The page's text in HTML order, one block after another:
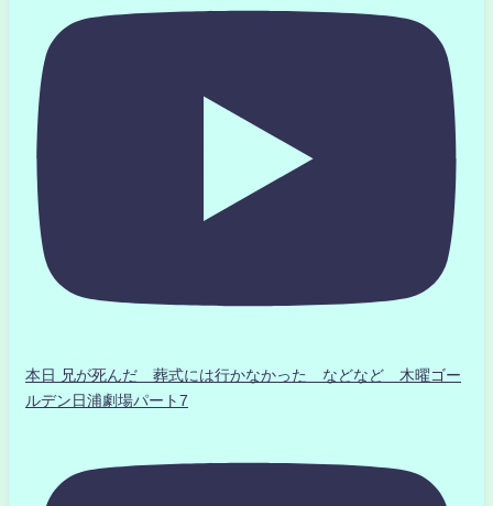
本日 兄が死んだ 葬式には行かなかった などなど 木曜ゴー
ルデン日浦劇場パート7